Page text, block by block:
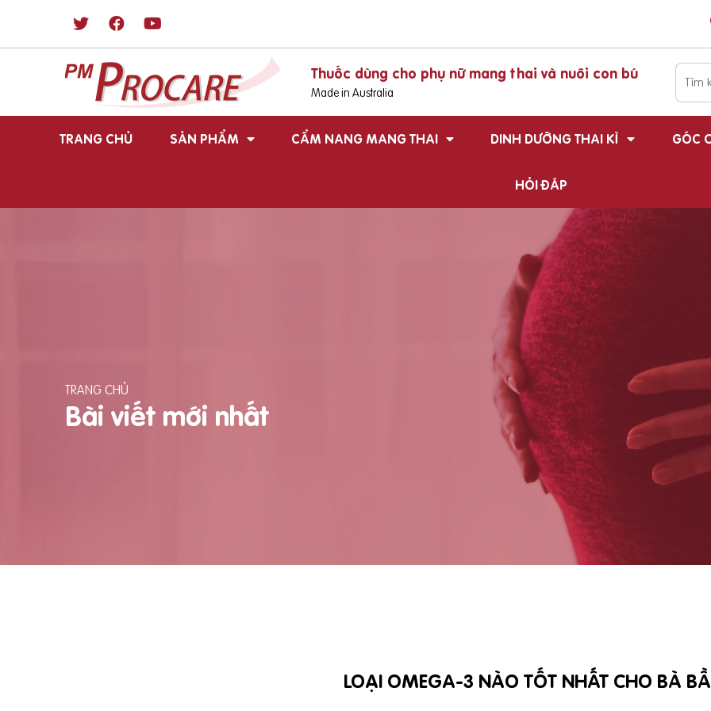
Thuốc dùng cho phụ nữ mang thai và nuôi con bú
Made in Australia
TRANG CHỦ SẢN PHẨM CẨM NANG MANG THAI DINH DƯỠNG THAI KÌ GÓC
HỎI ĐÁP
TRANG CHỦ
Bài viết mới nhất
LOẠI OMEGA-3 NÀO TỐT NHẤT CHO BÀ